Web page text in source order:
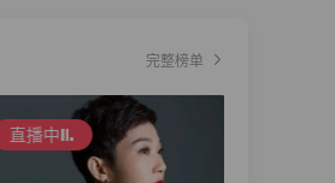
完整榜单
直播中